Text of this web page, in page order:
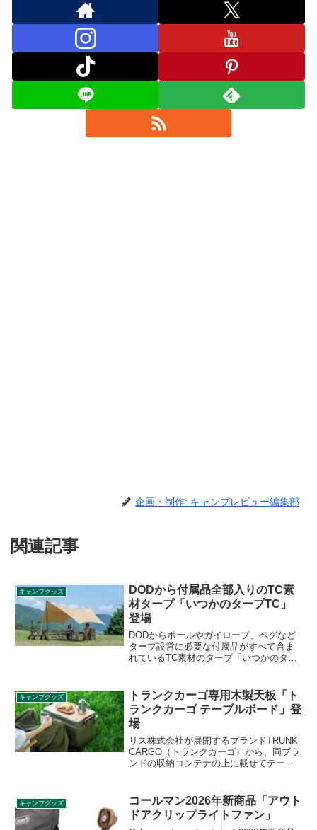
企画・制作: キャンプレビュー編集部
関連記事
キャンプグッズ
DODから付属品全部入りのTC素
材タープ「いつかのタープTC」
登場
DODからポールやガイロープ、ペグなど
タープ設営に必要な付属品がすべて含ま
れているTC素材のタープ「いつかのター
ク、ブルーグレーの4色展開です。詳細を
レビューします。
キャンプグッズ
トランクカーゴ専用木製天板「ト
ランクカーゴ テーブルボード」登
場
リス株式会社が展開するブランドTRUNK
CARGO（トランクカーゴ）から、同ブラ
ンドの収納コンテナの上に載せてテーブ
登場しました。フラットタイプの各種容
量のコンテナに対応します。詳細をレビ
ューします。
キャンプグッズ
コールマン2026年新商品「アウト
ドアクリップライトファン」